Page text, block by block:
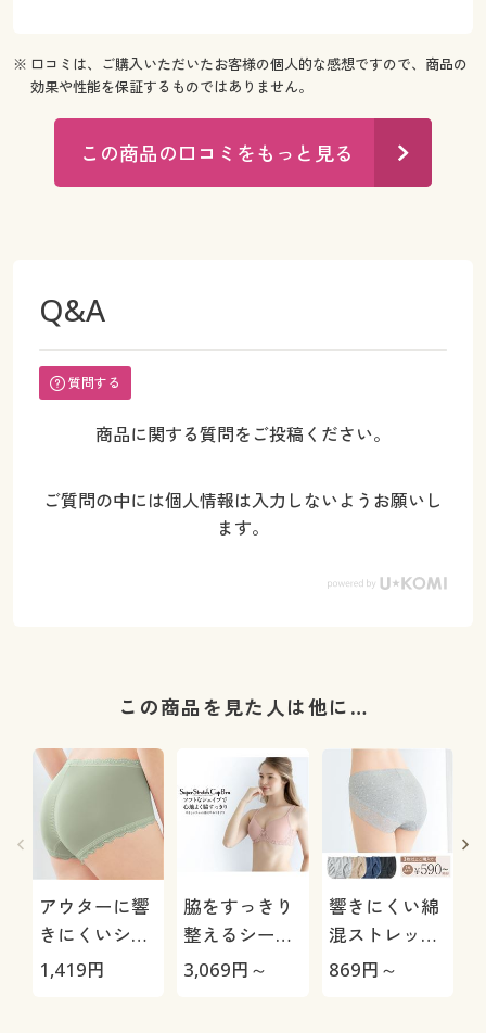
※ 口コミは、ご購入いただいたお客様の個人的な感想ですので、商品の
効果や性能を保証するものではありません。
この商品の口コミをもっと見る
Q&A
質問する
商品に関する質問をご投稿ください。
ご質問の中には個人情報は入力しないようお願いし
ます。
この商品を見た人は他に…
アウターに響
きにくいショ
ーツ/まあるい
1,419円
脇をすっきり
整えるシーム
レスカップブ
3,069円～
響きにくい綿
混ストレッチ
レーシィショ
869円～